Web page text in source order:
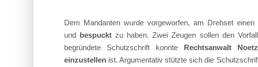
Dem Mandanten wurde vorgeworfen, am Drehseteinen
und bespucktzu haben.Zwei Zeugen sollen den
begründeteSchutzschrift konnte Rechtsanwalt
einzustellenist. Argumentativ stützte sich die